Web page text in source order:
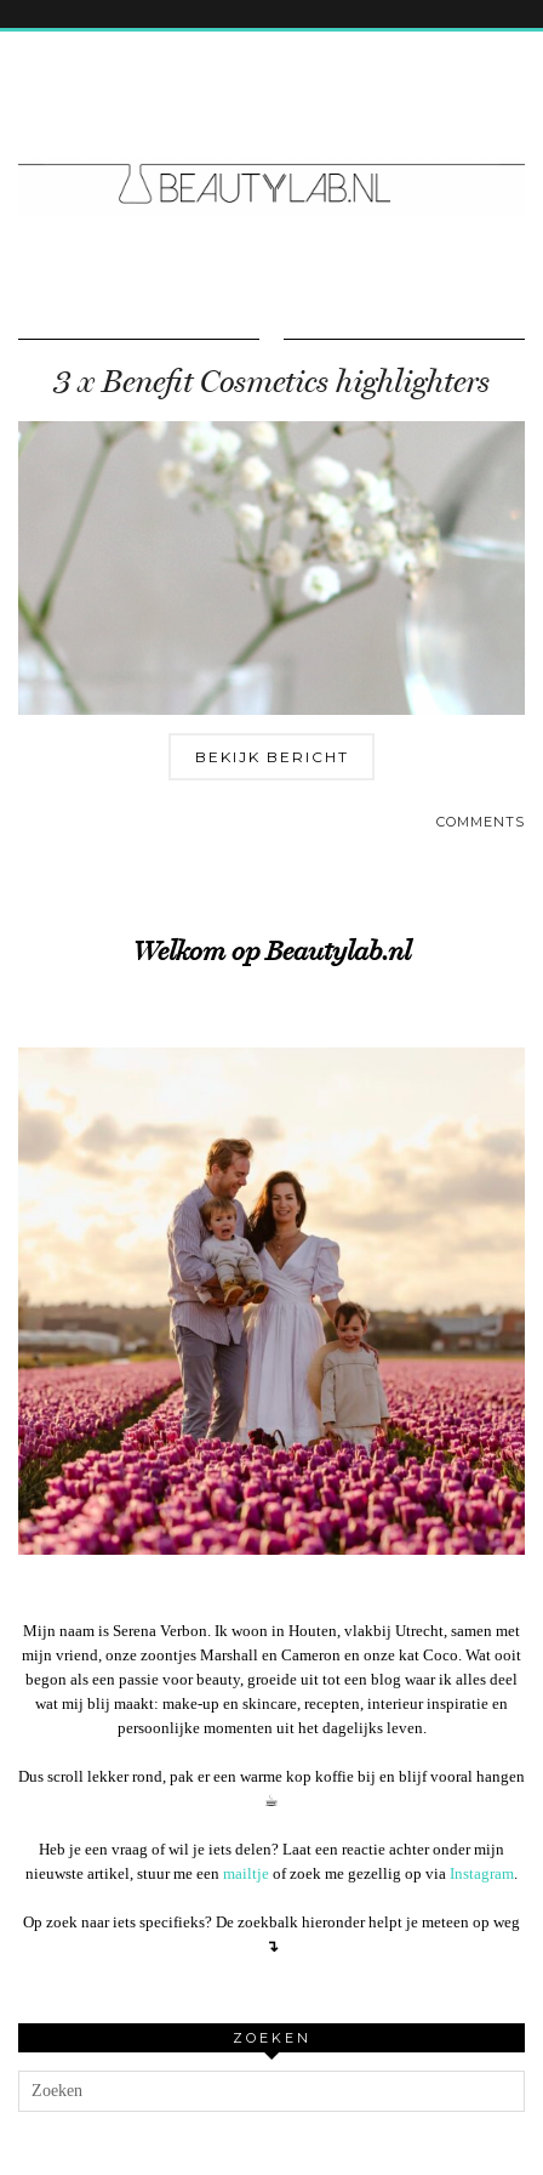
3 x Benefit Cosmetics highlighters
BEKIJK BERICHT
COMMENTS
Welkom op Beautylab.nl
Mijn naam is Serena Verbon. Ik woon in Houten, vlakbij Utrecht, samen met
mijn vriend, onze zoontjes Marshall en Cameron en onze kat Coco. Wat ooit
begon als een passie voor beauty, groeide uit tot een blog waar ik alles deel
wat mij blij maakt: make-up en skincare, recepten, interieur inspiratie en
persoonlijke momenten uit het dagelijks leven.
Dus scroll lekker rond, pak er een warme kop koffie bij en blijf vooral hangen
☕︎
Heb je een vraag of wil je iets delen? Laat een reactie achter onder mijn
nieuwste artikel, stuur me een mailtje of zoek me gezellig op via Instagram
Op zoek naar iets specifieks? De zoekbalk hieronder helpt je meteen op weg
↴
ZOEKEN